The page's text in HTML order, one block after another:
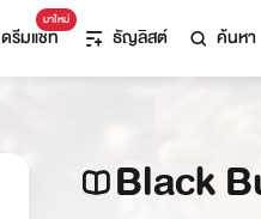
มาใหม่
ดรีมแชท ธัญลิสต์ ค้นหา
Black